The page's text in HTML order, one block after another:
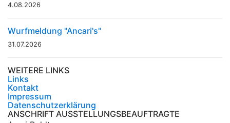
4.08.2026
Wurfmeldung "Ancari's"
31.07.2026
WEITERE LINKS
Links
Kontakt
Impressum
Datenschutzerklärung
ANSCHRIFT AUSSTELLUNGSBEAUFTRAGTE